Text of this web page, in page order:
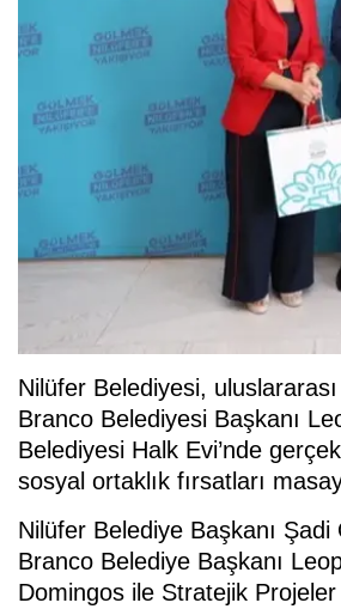
Nilüfer Belediyesi,
Branco Belediyesi Başkanı
Belediyesi Halk Evi’nde
sosyal ortaklık fırsatları
Nilüfer Belediye Başkanı
Branco Belediye Başkanı
Domingos ile Stratejik